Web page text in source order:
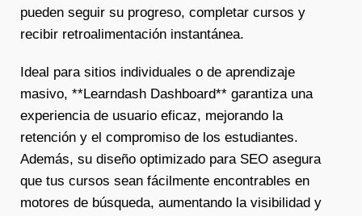
pueden seguir su progreso, completar cursos y
recibir retroalimentación instantánea.
Ideal para sitios individuales o de aprendizaje
masivo, **Learndash Dashboard** garantiza una
experiencia de usuario eficaz, mejorando la
retención y el compromiso de los estudiantes.
Además, su diseño optimizado para SEO asegura
que tus cursos sean fácilmente encontrables en
motores de búsqueda, aumentando la visibilidad y